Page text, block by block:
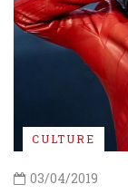
CULTURE
03/04/2019